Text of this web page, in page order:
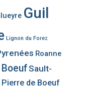
Guil
Lignon du Forez
Roanne
Sault-
Pierre de Boeuf